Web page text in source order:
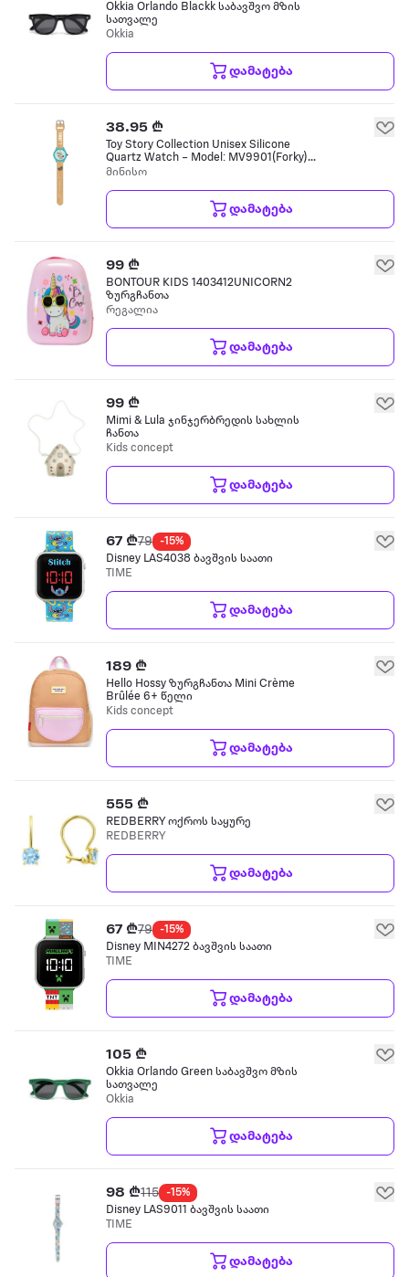
Okkia Orlando Blackk საბავშვო მზის
სათვალე
Okkia
დამატება
38.95 ₾
Toy Story Collection Unisex Silicone
Quartz Watch – Model: MV9901(Forky)
საბავშვო საათი
მინისო
დამატება
99 ₾
BONTOUR KIDS 1403412UNICORN2
ზურგჩანთა
რეგალია
დამატება
99 ₾
Mimi & Lula ჯინჯერბრედის სახლის
ჩანთა
Kids concept
დამატება
67 ₾79
-15%
Disney LAS4038 ბავშვის საათი
TIME
დამატება
189 ₾
Hello Hossy ზურგჩანთა Mini Crème
Brûlée 6+ წელი
Kids concept
დამატება
555 ₾
REDBERRY ოქროს საყურე
REDBERRY
დამატება
67 ₾79
-15%
Disney MIN4272 ბავშვის საათი
TIME
დამატება
105 ₾
Okkia Orlando Green საბავშვო მზის
სათვალე
Okkia
დამატება
98 ₾115
-15%
Disney LAS9011 ბავშვის საათი
TIME
დამატება